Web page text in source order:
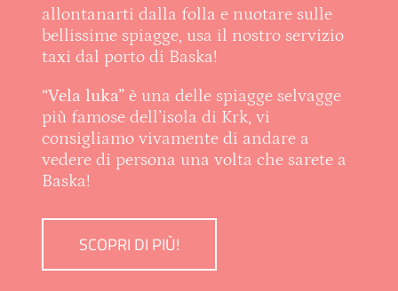
allontanarti dalla folla e nuotare sulle
bellissime spiagge, usa il nostro servizio
taxi dal porto di Baska!
“Vela luka”è una delle spiagge selvagge
più famose dell’isola di Krk, vi
consigliamo vivamente di andare a
vedere di persona una volta che sarete a
Baska!
SCOPRI DI PIÙ!